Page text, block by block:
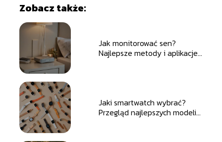
Zobacz także:
Jak monitorować sen?
Najlepsze metody i aplikacje
Jaki smartwatch wybrać?
Przegląd najlepszych modeli